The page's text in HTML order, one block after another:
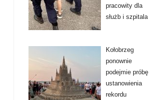
pracowity dla
służb i szpitala
Kołobrzeg
ponownie
podejmie próbę
ustanowienia
rekordu